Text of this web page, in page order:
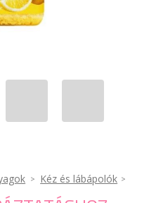
Kéz és lábápolók